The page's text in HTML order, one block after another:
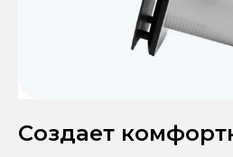
Создает